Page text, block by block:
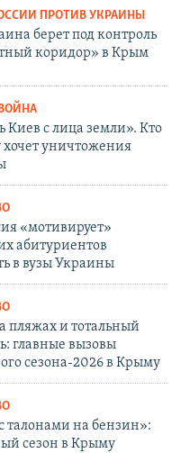
ПРОТИВ УКРАИНЫ
берет под контроль
коридор» в Крым
Киев с лица земли». Кто
уничтожения
«мотивирует»
абитуриентов
в вузы Украины
пляжах и тотальный
главные вызовы
сезона-2026 в Крыму
талонами на бензин»:
сезон в Крыму